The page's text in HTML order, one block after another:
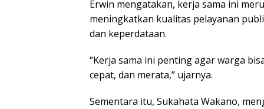
Erwin mengatakan, kerja sama ini
meningkatkan kualitas pelayanan
dan keperdataan.
“Kerja sama ini penting agar warga
cepat, dan merata,” ujarnya.
Sementara itu, Sukahata Wakano,